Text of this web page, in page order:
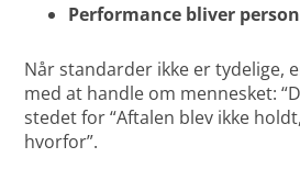
Performance bliver
Når standarder ikke er tydelige,
med at handle om mennesket:
stedet for “Aftalen blev ikke
hvorfor”.